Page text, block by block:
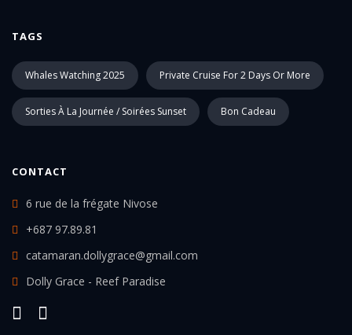
TAGS
Whales Watching 2025 Private Cruise For 2 Days Or More
Sorties À La Journée / Soirées Sunset Bon Cadeau
CONTACT
6 rue de la frégate Nivose
+687 97.89.81
catamaran.dollygrace@gmail.com
Dolly Grace - Reef Paradise